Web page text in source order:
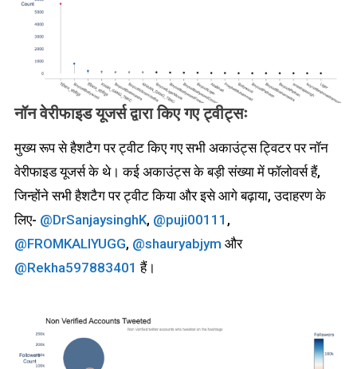
नॉन वेरीफाइड यूजर्स द्वारा किए गए ट्वीट्सः
मुख्य रूप से हैशटैग पर ट्वीट किए गए सभी अकाउंट्स ट्विटर पर नॉन
वेरीफाइड यूजर्स के थे। कई अकाउंट्स के बड़ी संख्या में फॉलोवर्स हैं,
जिन्होंने सभी हैशटैग पर ट्वीट किया और इसे आगे बढ़ाया, उदाहरण के
लिए- @DrSanjaysinghK, @puji00111 ,
@FROMKALIYUGG, @shauryabjym और
@Rekha597883401 हैं।